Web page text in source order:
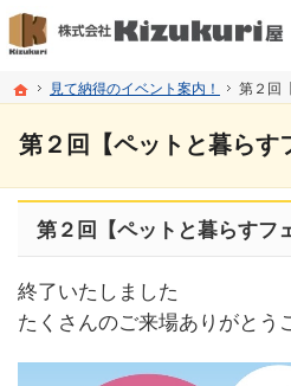
ホーム
見て納得のイベント案内！ 第２回
第２回【ペットと暮らす
プロの目線からご提案。愛媛県松山市の注
愛媛県松山市の新築・注文住宅・新築戸建
第２回【ペットと暮らすフ
終了いたしました
たくさんのご来場ありがとう